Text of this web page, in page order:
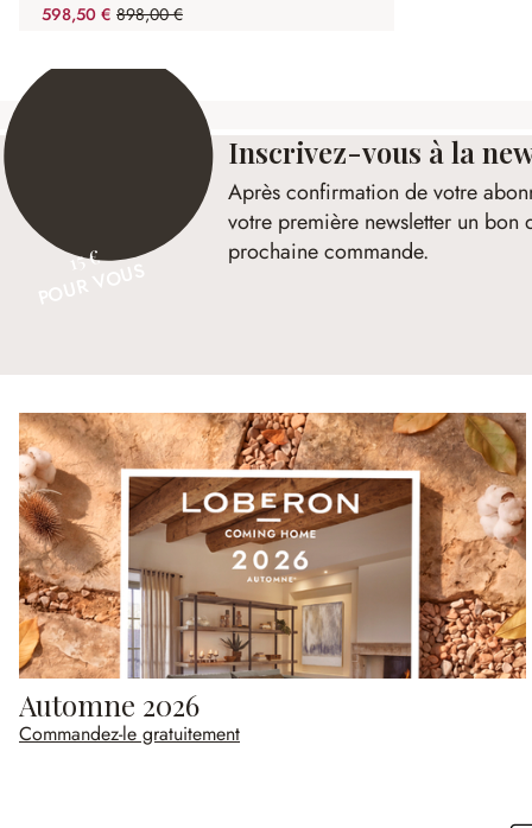
598,50 € 898,00 €
(33.35%spared)
15 €
Inscrivez-vous à la
Après confirmation de votre
votre première newsletter un bon
prochaine commande.
Automne 2026
Commandez-le gratuitement